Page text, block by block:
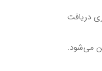
دریافت
تعیین می‌شود.